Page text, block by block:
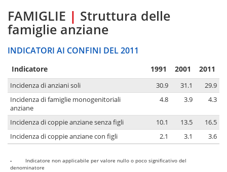
FAMIGLIE | Struttura delle
famiglie anziane
INDICATORI AI CONFINI DEL 2011
Indicatore 1991 2001 2011
Incidenza di anziani soli 30.9 31.1
29.9
Incidenza di famiglie monogenitoriali
anziane
4.8 3.9 4.3
Incidenza di coppie anziane senza figli 10.1 13.5
16.5
Incidenza di coppie anziane con figli
2.1 3.1 3.6
-
Indicatore non applicabile per valore nullo o poco significativo del
denominatore